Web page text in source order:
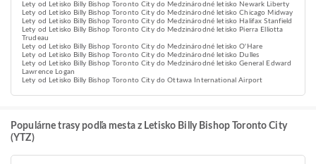
Lety od Letisko Billy Bishop Toronto City do Medzinárodné letisko Newark Liberty
Lety od Letisko Billy Bishop Toronto City do Medzinárodné letisko Chicago Midway
Lety od Letisko Billy Bishop Toronto City do Medzinárodné letisko Halifax Stanfield
Lety od Letisko Billy Bishop Toronto City do Medzinárodné letisko Pierra Elliotta
Trudeau
Lety od Letisko Billy Bishop Toronto City do Medzinárodné letisko O'Hare
Lety od Letisko Billy Bishop Toronto City do Medzinárodné letisko Dulles
Lety od Letisko Billy Bishop Toronto City do Medzinárodné letisko General Edward
Lawrence Logan
Lety od Letisko Billy Bishop Toronto City do Ottawa International Airport
Populárne trasy podľa mesta z Letisko Billy Bishop Toronto City
(YTZ)